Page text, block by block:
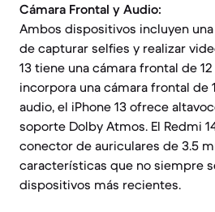
Cámara Frontal y Audio:
Ambos dispositivos incluyen
de capturar selfies y realizar
13 tiene una cámara frontal de 12
incorpora una cámara frontal de
audio, el iPhone 13 ofrece
soporte Dolby Atmos. El Redmi
conector de auriculares de 3.5
características que no siempre
dispositivos más recientes.